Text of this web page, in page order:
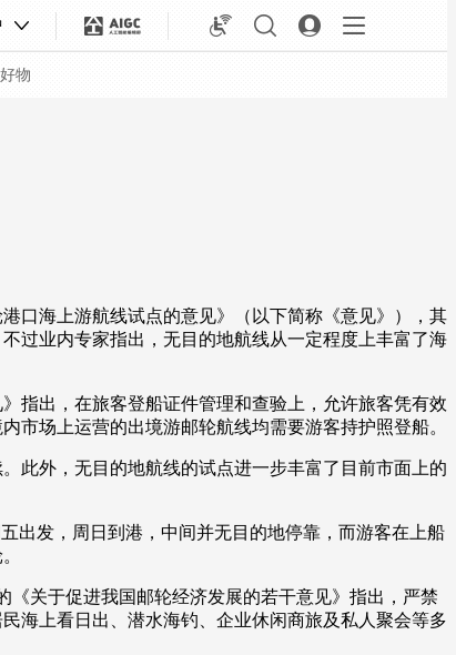
物
亚冬会
术 汽车 数智 5G 产业+
海上游航线试点的意见》（以下简称《意见》），其
过业内专家指出，无目的地航线从一定程度上丰富了海
出，在旅客登船证件管理和查验上，允许旅客凭有效
市场上运营的出境游邮轮航线均需要游客持护照登船。
外，无目的地航线的试点进一步丰富了目前市面上的
发，周日到港，中间并无目的地停靠，而游客在上船
关于促进我国邮轮经济发展的若干意见》指出，严禁
海上看日出、潜水海钓、企业休闲商旅及私人聚会等多